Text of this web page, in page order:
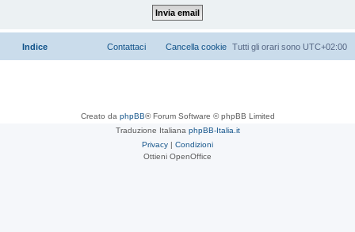
Indice Tutti gli orari sono UTC+02:00
Cancella cookie
Contattaci
Creato da phpBB® Forum Software © phpBB Limited
Traduzione Italiana phpBB-Italia.it
Privacy | Condizioni
Ottieni OpenOffice